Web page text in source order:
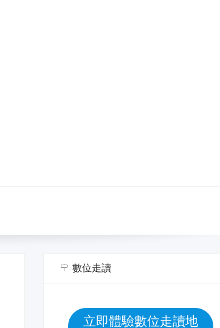
數位走讀
立即體驗數位走讀地